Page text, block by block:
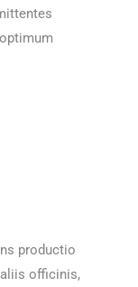
productio
officinis,